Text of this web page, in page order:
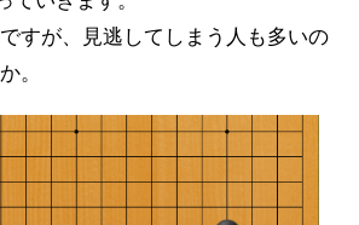
すが、見逃してしまう人も多いの
。